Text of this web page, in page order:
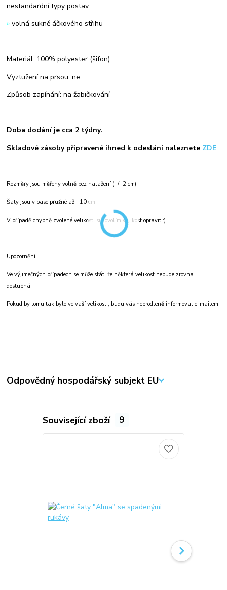
nestandardní typy postav
» volná sukně áčkového střihu
Materiál: 100% polyester (šifon)
Vyztužení na prsou: ne
Způsob zapínání: na žabičkování
Doba dodání je cca 2 týdny.
Skladové zásoby připravené ihned k odeslání naleznete ZDE
Rozměry jsou měřeny volně bez natažení (+/- 2 cm).
Šaty jsou v pase pružné až +10 cm.
V případě chybně zvolené velikosti si dovolím velikost opravit :)
Upozornění:
Ve výjimečných případech se může stát, že některá velikost nebude zrovna
dostupná.
Pokud by tomu tak bylo ve vaší velikosti, budu vás neprodleně informovat e-mailem.
Odpovědný hospodářský subjekt EU
Související zboží 9